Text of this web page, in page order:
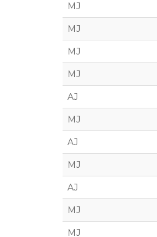
MJ
MJ
MJ
MJ
AJ
MJ
AJ
MJ
AJ
MJ
MJ